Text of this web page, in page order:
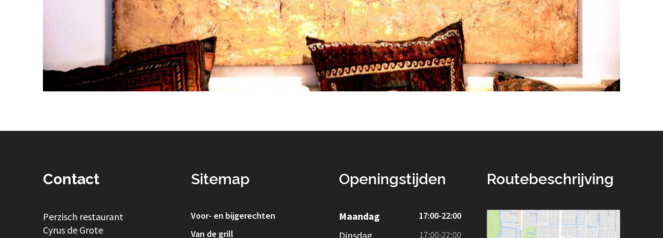
Contact
Perzisch restaurant
Cyrus de Grote
Sitemap
Voor- en bijgerechten
Van de grill
Openingstijden
Maandag 17:00-22:00
Dinsdag 17:00-22:00
Routebeschrijving